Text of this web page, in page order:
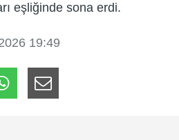
eşliğinde sona erdi.
19:49